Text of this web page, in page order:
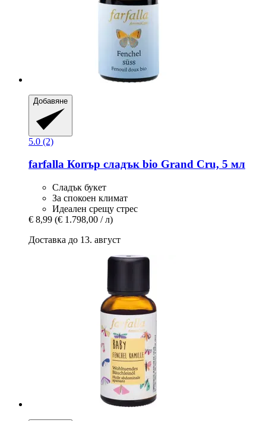
Добавяне
5.0 (2)
farfalla Копър сладък bio Grand Cru, 5 мл
Сладък букет
За спокоен климат
Идеален срещу стрес
€ 8,99 (€ 1.798,00 / л)
Доставка до 13. август